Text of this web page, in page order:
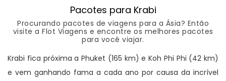
Pacotes para Krabi
Procurando pacotes de viagens para a Ásia? Então
visite a Flot Viagens e encontre os melhores pacotes
para você viajar.
Krabi fica próxima a Phuket (165 km) e Koh Phi Phi (42 km)
e vem ganhando fama a cada ano por causa da incrível